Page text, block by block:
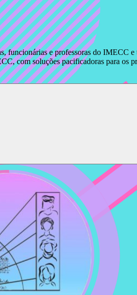
funcionárias e professoras do IMECC
com soluções pacificadoras para os